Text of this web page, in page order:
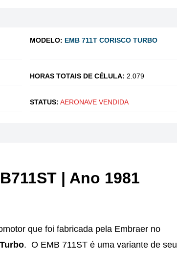
MODELO: EMB 711T CORISCO TURBO
HORAS TOTAIS DE CÉLULA: 2.079
STATUS: AERONAVE VENDIDA
| Ano 1981
que foi fabricada pela Embraer no
. O EMB 711ST é uma variante de seu